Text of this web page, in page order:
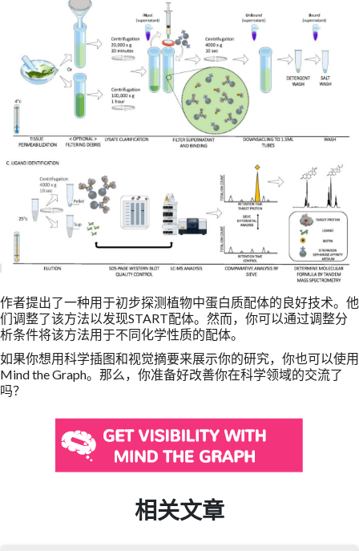
作者提出了一种用于初步探测植物中蛋白质配体的良好技术。他
们调整了该方法以发现START配体。然而，你可以通过调整分
析条件将该方法用于不同化学性质的配体。
如果你想用科学插图和视觉摘要来展示你的研究，你也可以使用
Mind the Graph。那么，你准备好改善你在科学领域的交流了
吗？
相关文章